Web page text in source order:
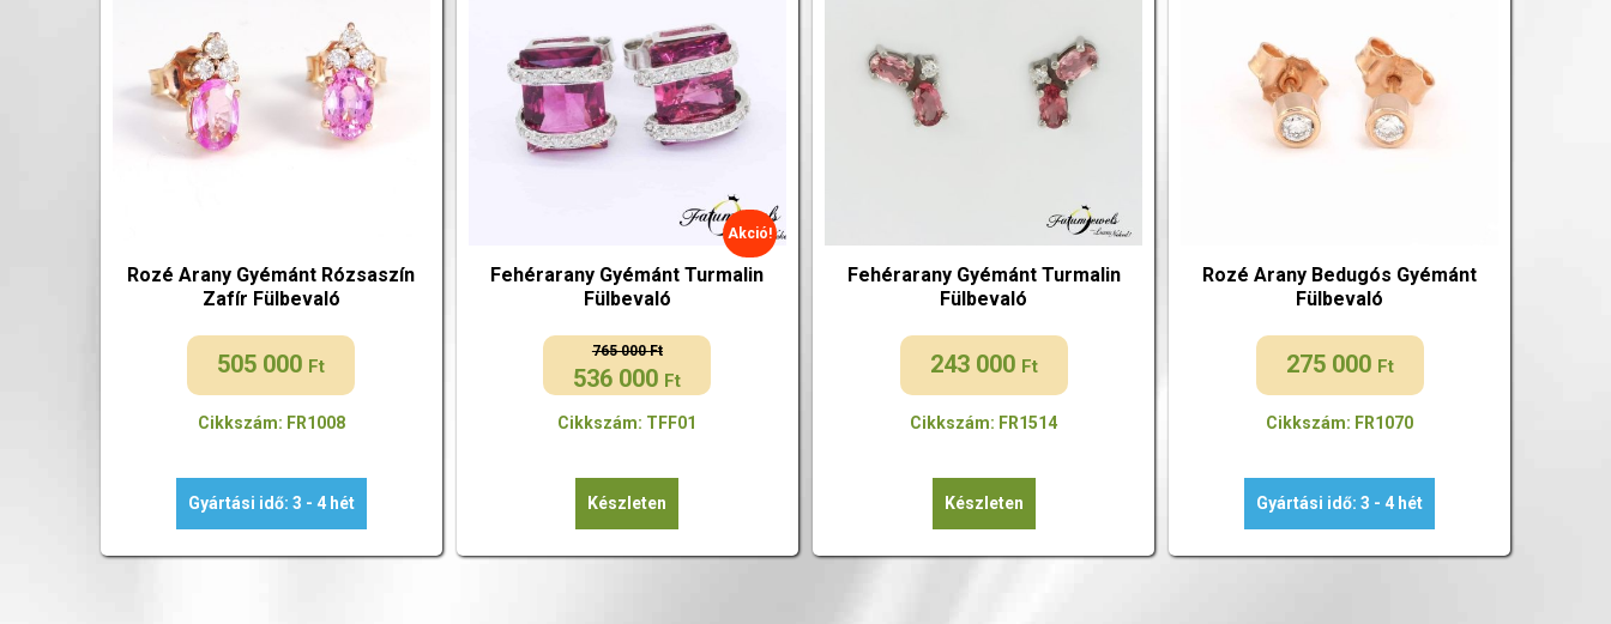
Rozé Arany Gyémánt Rózsaszín
Zafír Fülbevaló
505 000 Ft
Cikkszám: FR1008
Gyártási idő: 3 - 4 hét
Fehérarany Gyémánt Turmalin
Fülbevaló
765 000Ft
Original
was:
000 Ft.
536 000 Ft
Current
is:
000 Ft.
Akció!
Cikkszám: TFF01
Készleten
Fehérarany Gyémánt Turmalin
Fülbevaló
243 000 Ft
Cikkszám: FR1514
Készleten
Rozé Arany Bedugós Gyémánt
Fülbevaló
275 000 Ft
Cikkszám: FR1070
Gyártási idő: 3 - 4 hét